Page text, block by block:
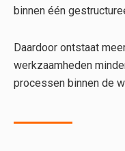
binnen één
Daardoor ontstaat
werkzaamheden
processen binnen de